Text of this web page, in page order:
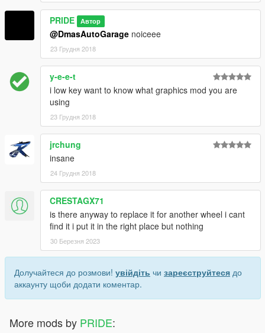
PRIDE Автор
@DmasAutoGarage noiceee
23 Грудня 2018
y-e-e-t
i low key want to know what graphics mod you are
using
23 Грудня 2018
jrchung
insane
24 Грудня 2018
CRESTAGX71
is there anyway to replace it for another wheel i cant
find it i put it in the right place but nothing
30 Березня 2023
Долучайтеся до розмови! увійдіть чи зареєструйтеся до
аккаунту щоби додати коментар.
More mods by PRIDE: